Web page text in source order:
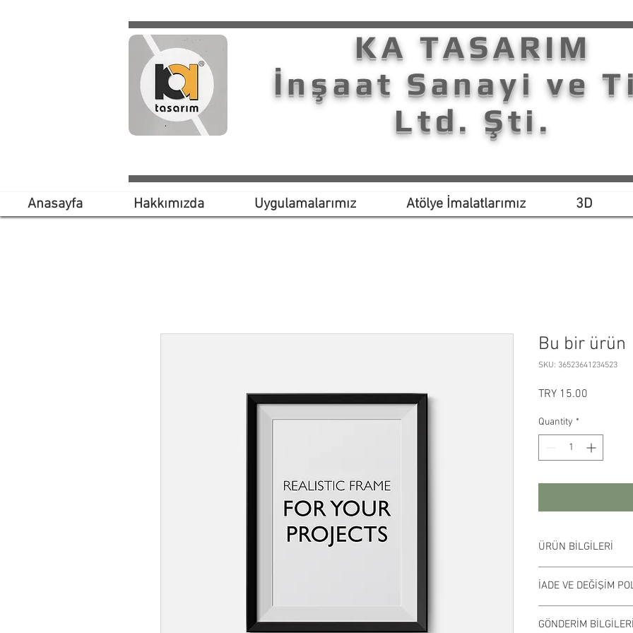
KA TASARIM
İnşaat Sanayi ve
Ltd. Şti.
Anasayfa Hakkımızda Uygulamalarımız Atölye İmalatlarımız 3D
Bu bir ürün
SKU: 36523641234523
TRY 15.00
Quantity *
ÜRÜN BİLGİLERİ
bilgiler girin örneğin:
Buraya aynı
müşterilerinize nasıl
İADE VE DEĞİŞİM
müşterilerinizin
GÖNDERİM BİLGİLERİ